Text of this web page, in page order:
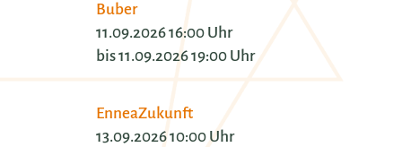
Buber
11.09.2026 16:00 Uhr
bis 11.09.2026 19:00 Uhr
EnneaZukunft
13.09.2026 10:00 Uhr